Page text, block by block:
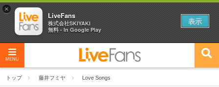
MENU
トップ 藤井フミヤ Love Songs
2026
04/27
2026
【ライブ動員ランキング】2026年上半期編発表！
×
LiveFans
株式会社SKIYAKI
無料 - In Google Play
表示